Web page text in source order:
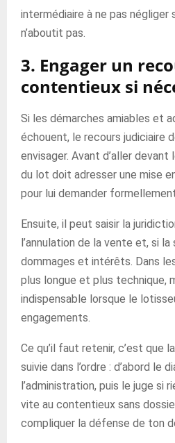
intermédiaire à ne pas négliger
n’aboutit pas.
3. Engager un
contentieux si
Si les démarches amiables et
échouent, le recours judiciaire
envisager. Avant d’aller devant
du lot doit adresser une mise
pour lui demander
Ensuite, il peut saisir la
l’annulation de la vente et, si
dommages et intérêts. Dans
plus longue et plus technique,
indispensable lorsque le
engagements.
Ce qu’il faut retenir, c’est que
suivie dans l’ordre : d’abord le
l’administration, puis le juge si
vite au contentieux sans
compliquer la défense de ton